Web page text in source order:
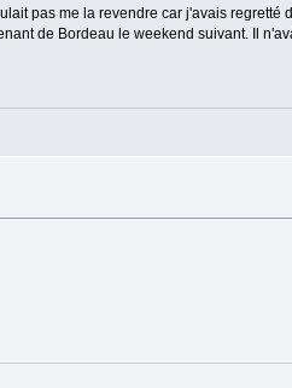
pas me la revendre car j'avais regretté
de Bordeau le weekend suivant. Il